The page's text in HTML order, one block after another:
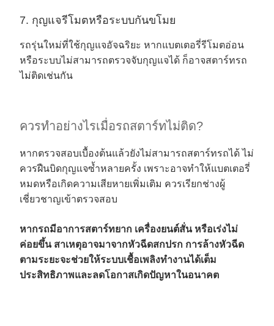
7. กุญแจรีโมตหรือระบบกันขโมย
รถรุ่นใหม่ที่ใช้กุญแจอัจฉริยะ หากแบตเตอรี่รีโมตอ่อน
หรือระบบไม่สามารถตรวจจับกุญแจได้ ก็อาจสตาร์ทรถ
ไม่ติดเช่นกัน
ควรทำอย่างไรเมื่อรถสตาร์ทไม่ติด?
หากตรวจสอบเบื้องต้นแล้วยังไม่สามารถสตาร์ทรถได้ ไม่
ควรฝืนบิดกุญแจซ้ำหลายครั้ง เพราะอาจทำให้แบตเตอรี่
หมดหรือเกิดความเสียหายเพิ่มเติม ควรเรียกช่างผู้
เชี่ยวชาญเข้าตรวจสอบ
หากรถมีอาการสตาร์ทยาก เครื่องยนต์สั่น หรือเร่งไม่
ค่อยขึ้น สาเหตุอาจมาจากหัวฉีดสกปรก การล้างหัวฉีด
ตามระยะจะช่วยให้ระบบเชื้อเพลิงทำงานได้เต็ม
ประสิทธิภาพและลดโอกาสเกิดปัญหาในอนาคต